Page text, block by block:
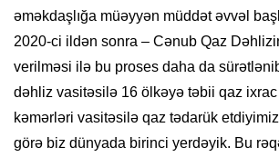
əməkdaşlığa müəyyən müddət əvvəl
2020-ci ildən sonra – Cənub Qaz
verilməsi ilə bu proses daha da
dəhliz vasitəsilə 16 ölkəyə təbii qaz
kəmərləri vasitəsilə qaz tədarük
görə biz dünyada birinci yerdəyik. Bu